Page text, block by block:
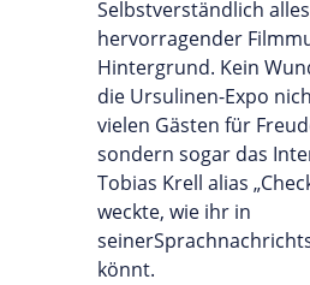
Selbstverständlich
hervorragender
Hintergrund. Kein
die Ursulinen-Expo
vielen Gästen für
sondern sogar das
Tobias Krell alias
weckte, wie ihr in
könnt.